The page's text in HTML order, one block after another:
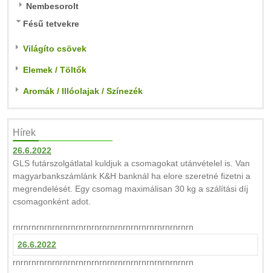
Nembesorolt
Fésű tetvekre
Világíto csövek
Elemek / Töltők
Aromák / Illóolajak / Színezék
Hírek
26.6.2022
GLS futárszolgátlatal kuldjuk a csomagokat utánvételel is. Van
magyarbankszámlánk K&H banknál ha elore szeretné fizetni a
megrendelését. Egy csomag maximálisan 30 kg a szálítási díj
csomagonként adot.
rnrnrnrnrnrnrnrnrnrnrnrnrnrnrnrnrnrnrnrnrnrnrn
26.6.2022
rnrnrnrnrnrnrnrnrnrnrnrnrnrnrnrnrnrnrnrnrnrnrn